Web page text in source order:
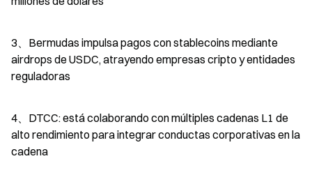
3、Bermudas impulsa pagos con stablecoins mediante
airdrops de USDC, atrayendo empresas cripto y entidades
reguladoras
4、DTCC: está colaborando con múltiples cadenas L1 de
alto rendimiento para integrar conductas corporativas en la
cadena